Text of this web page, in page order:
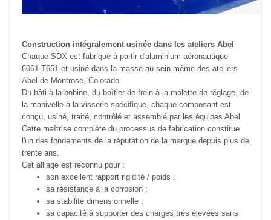
Construction intégralement usinée dans les ateliers Abel
Chaque SDX est fabriqué à partir d'aluminium aéronautique
6061-T651 et usiné dans la masse au sein même des ateliers
Abel de Montrose, Colorado.
Du bâti à la bobine, du boîtier de frein à la molette de réglage, de
la manivelle à la visserie spécifique, chaque composant est
conçu, usiné, traité, contrôlé et assemblé par les équipes Abel.
Cette maîtrise complète du processus de fabrication constitue
l'un des fondements de la réputation de la marque depuis plus de
trente ans.
Cet alliage est reconnu pour :
son excellent rapport rigidité / poids ;
sa résistance à la corrosion ;
sa stabilité dimensionnelle ;
sa capacité à supporter des charges très élevées sans